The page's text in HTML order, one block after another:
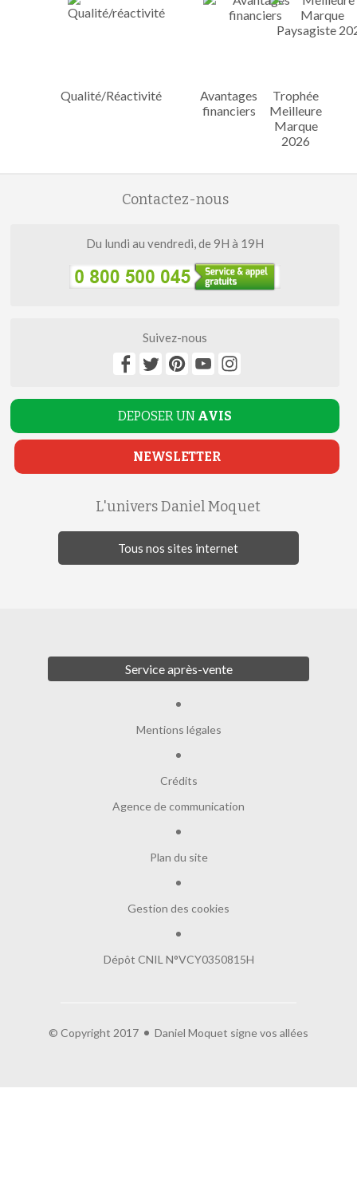
Qualité/Réactivité
Avantages
financiers
Trophée
Meilleure
Marque
2026
Contactez-nous
Du lundi au vendredi, de 9H à 19H
Suivez-nous
DEPOSER UN AVIS
NEWSLETTER
L'univers Daniel Moquet
Tous nos sites internet
Service après-vente
Mentions légales
Crédits
Agence de communication
Plan du site
Gestion des cookies
Dépôt CNIL N°VCY0350815H
© Copyright 2017 Daniel Moquet signe vos allées